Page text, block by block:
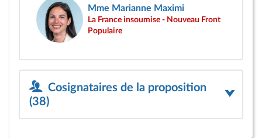
Mme Marianne Maximi
La France insoumise - Nouveau Front
Populaire
Cosignataires de la proposition
(38)